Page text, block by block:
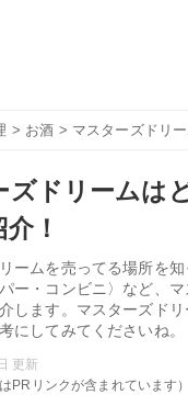
> お酒 > マスターズドリ
ズドリームは
！
ームを売ってる場所を
ー・コンビニ〉など、
します。マスターズド
にしてみてくださいね。
更新
PRリンクが含まれています）